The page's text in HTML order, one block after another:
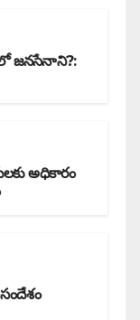
జనసేనాని?:
అధికారం